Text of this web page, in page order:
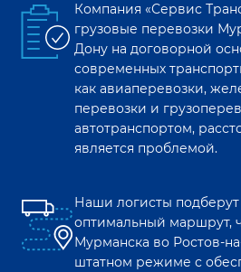
Компания «Сервис
грузовые перевозки
Дону на договорной
современных
как авиаперевозки,
перевозки и
автотранспортом,
является проблемой.
Наши логисты
оптимальный маршрут,
Мурманска во Ростов-
штатном режиме с